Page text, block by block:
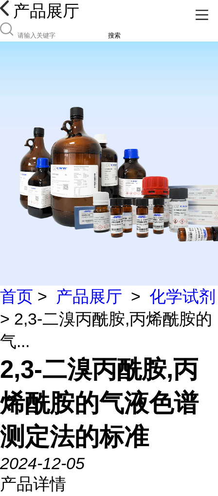
产品展厅
搜索
首页 > 产品展厅 > 化学试剂
> 2,3-二溴丙酰胺,丙烯酰胺的
气...
2,3-二溴丙酰胺,丙
烯酰胺的气液色谱
测定法的标准
2024-12-05
产品详情